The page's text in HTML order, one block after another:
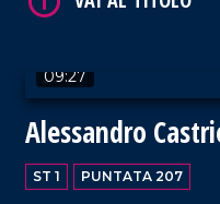
09:27
Alessandro
ST 1 PUNTATA 207
VAI AL TITOLO